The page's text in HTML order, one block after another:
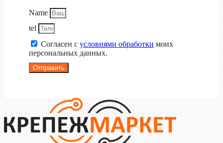
Name
tel
Согласен с условиями обработки моих
персональных данных.
Отправить